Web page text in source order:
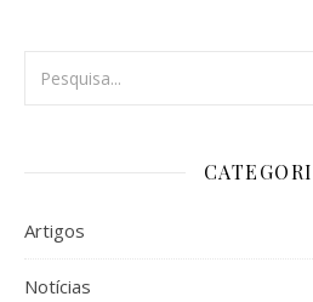
Artigos
Notícias